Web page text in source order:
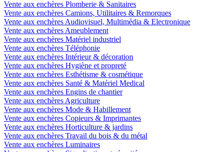
Vente aux enchères Plomberie & Sanitaires
Vente aux enchères Camions, Utilitaires & Remorques
Vente aux enchères Audiovisuel, Multimédia & Electronique
Vente aux enchères Ameublement
Vente aux enchères Matériel industriel
Vente aux enchères Téléphonie
Vente aux enchères Intérieur & décoration
Vente aux enchères Hygiène et propreté
Vente aux enchères Esthétisme & cosmétique
Vente aux enchères Santé & Matériel Medical
Vente aux enchères Engins de chantier
Vente aux enchères Agriculture
Vente aux enchères Mode & Habillement
Vente aux enchères Copieurs & Imprimantes
Vente aux enchères Horticulture & jardins
Vente aux enchères Travail du bois & du métal
Vente aux enchères Luminaires